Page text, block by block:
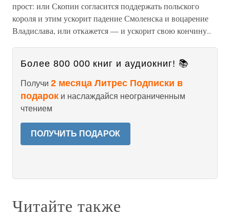
прост: или Скопин согласится поддержать польского
короля и этим ускорит падение Смоленска и воцарение
Владислава, или откажется — и ускорит свою кончину..
Более 800 000 книг и аудиокниг! 📚
Получи 2 месяца Литрес Подписки в
подарок и наслаждайся неограниченным
чтением
ПОЛУЧИТЬ ПОДАРОК
Читайте также